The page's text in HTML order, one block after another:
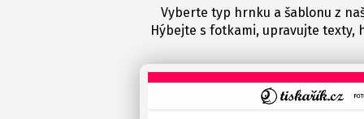
Vyberte typ hrnku a šablonu z
Hýbejte s fotkami, upravujte